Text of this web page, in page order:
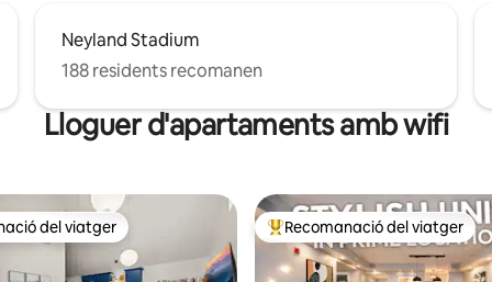
Neyland Stadium
188 residents recomanen
Lloguer d'apartaments amb wifi
del viatger
del viatger Principals recomanacions dels
Recomanació del viatger